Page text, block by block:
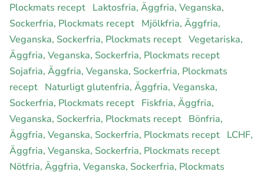
Plockmats recept Laktosfria, Äggfria, Veganska,
Sockerfria, Plockmats recept Mjölkfria, Äggfria,
Veganska, Sockerfria, Plockmats recept Vegetariska,
Äggfria, Veganska, Sockerfria, Plockmats recept
Sojafria, Äggfria, Veganska, Sockerfria, Plockmats
recept Naturligt glutenfria, Äggfria, Veganska,
Sockerfria, Plockmats recept Fiskfria, Äggfria,
Veganska, Sockerfria, Plockmats recept Bönfria,
Äggfria, Veganska, Sockerfria, Plockmats recept LCHF,
Äggfria, Veganska, Sockerfria, Plockmats recept
Nötfria, Äggfria, Veganska, Sockerfria, Plockmats